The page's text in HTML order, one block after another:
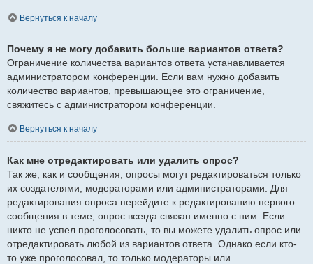
Вернуться к началу
Почему я не могу добавить больше вариантов ответа?
Ограничение количества вариантов ответа устанавливается
администратором конференции. Если вам нужно добавить
количество вариантов, превышающее это ограничение,
свяжитесь с администратором конференции.
Вернуться к началу
Как мне отредактировать или удалить опрос?
Так же, как и сообщения, опросы могут редактироваться только
их создателями, модераторами или администраторами. Для
редактирования опроса перейдите к редактированию первого
сообщения в теме; опрос всегда связан именно с ним. Если
никто не успел проголосовать, то вы можете удалить опрос или
отредактировать любой из вариантов ответа. Однако если кто-
то уже проголосовал, то только модераторы или